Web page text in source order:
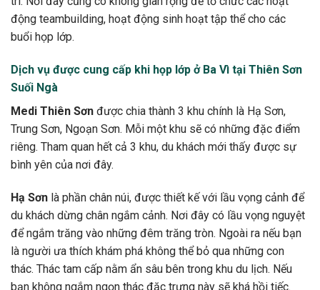
động teambuilding, hoạt động sinh hoạt tập thể cho các
buổi họp lớp.
Dịch vụ được cung cấp khi họp lớp ở Ba Vì tại Thiên Sơn
Suối Ngà
Medi Thiên Sơn được chia thành 3 khu chính là Hạ Sơn,
Trung Sơn, Ngoạn Sơn. Mỗi một khu sẽ có những đặc điểm
riêng. Tham quan hết cả 3 khu, du khách mới thấy được sự
bình yên của nơi đây.
Hạ Sơn là phần chân núi, được thiết kế với lầu vọng cảnh để
du khách dừng chân ngắm cảnh. Nơi đây có lầu vọng nguyệt
để ngắm trăng vào những đêm trăng tròn. Ngoài ra nếu bạn
là người ưa thích khám phá không thể bỏ qua những con
thác. Thác tam cấp nằm ẩn sâu bên trong khu du lịch. Nếu
bạn không ngắm ngọn thác đặc trưng này sẽ khá hồi tiếc.